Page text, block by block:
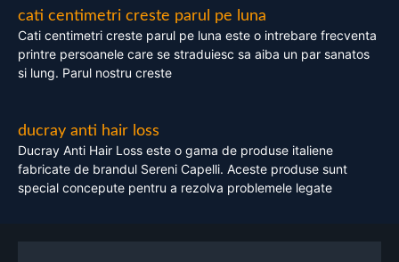
cati centimetri creste parul pe luna
Cati centimetri creste parul pe luna este o intrebare frecventa
printre persoanele care se straduiesc sa aiba un par sanatos
si lung. Parul nostru creste
ducray anti hair loss
Ducray Anti Hair Loss este o gama de produse italiene
fabricate de brandul Sereni Capelli. Aceste produse sunt
special concepute pentru a rezolva problemele legate